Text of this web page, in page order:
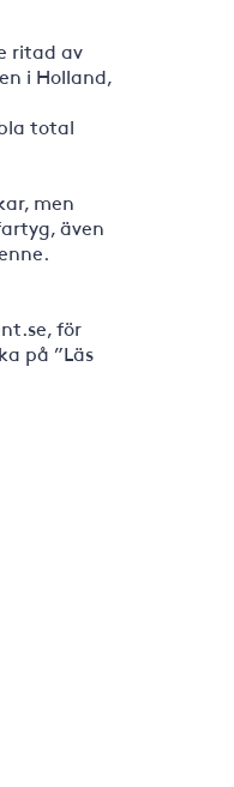
ritad av
i Holland,
total
men
även
för
på ”Läs